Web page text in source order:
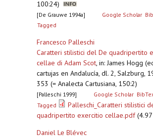
100:24)
[De Grauwe 1994a] Google Scholar
Tagged
Francesco Palleschi
Caratteri stilistici del De quadripertito
cellae di Adam Scot, in: James Hogg
cartujas en Andalucía, dl. 2, Salzburg,
353 (= Analecta Cartusiana, 150:2)
[Palleschi 1999] Google Scholar
Tagged
Palleschi_Caratteri stilistici
quadripertito exercitio cellae.pdf(4.97
Daniel Le Blévec